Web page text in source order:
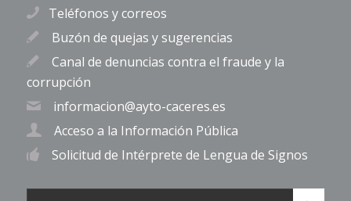
Teléfonos y correos
Buzón de quejas y sugerencias
Canal de denuncias contra el fraude y la
corrupción
informacion@ayto-caceres.es
Acceso a la Información Pública
Solicitud de Intérprete de Lengua de Signos